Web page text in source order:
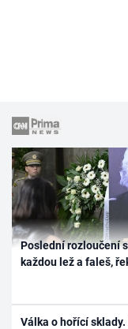
Poslední rozloučení
každou lež a faleš,
Válka o hořící